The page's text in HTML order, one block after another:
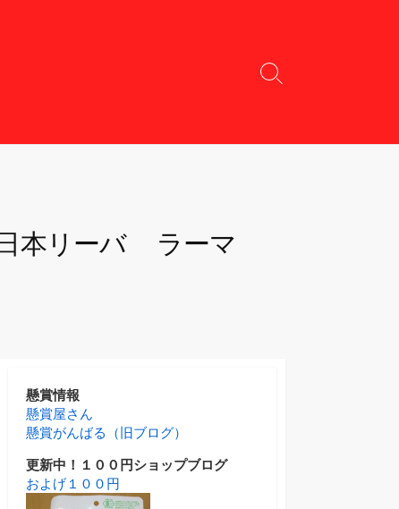
検
日本リーバ ラーマ
懸賞情報
懸賞屋さん
懸賞がんばる（旧ブログ）
更新中！１００円ショップブログ
およげ１００円